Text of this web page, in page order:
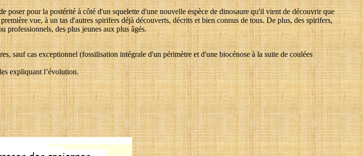
pour la postérité à côté d'un squelette d'une nouvelle espèce de dinosaure qu'il vient de découvrir que
vue, à un tas d'autres spirifers déjà découverts, décrits et bien connus de tous. De plus, des spirifers,
professionnels, des plus jeunes aux plus âgés.
sauf cas exceptionnel (fossilisation intégrale d'un périmètre et d'une biocénose à la suite de coulées
expliquant l’évolution.